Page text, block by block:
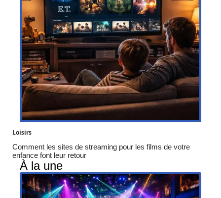
Loisirs
Comment les sites de streaming pour les films de votre
enfance font leur retour
À la une